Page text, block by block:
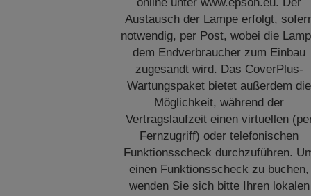
Austausch der Lampe erfolgt,
notwendig, per Post, wobei die
dem Endverbraucher zum Einbau
zugesandt wird. Das CoverPlus-
Wartungspaket bietet außerdem die
Möglichkeit, während der
Vertragslaufzeit einen virtuellen
Fernzugriff) oder telefonischen
Funktionsscheck durchzuführen.
einen Funktionsscheck zu buchen,
wenden Sie sich bitte Ihren lokalen